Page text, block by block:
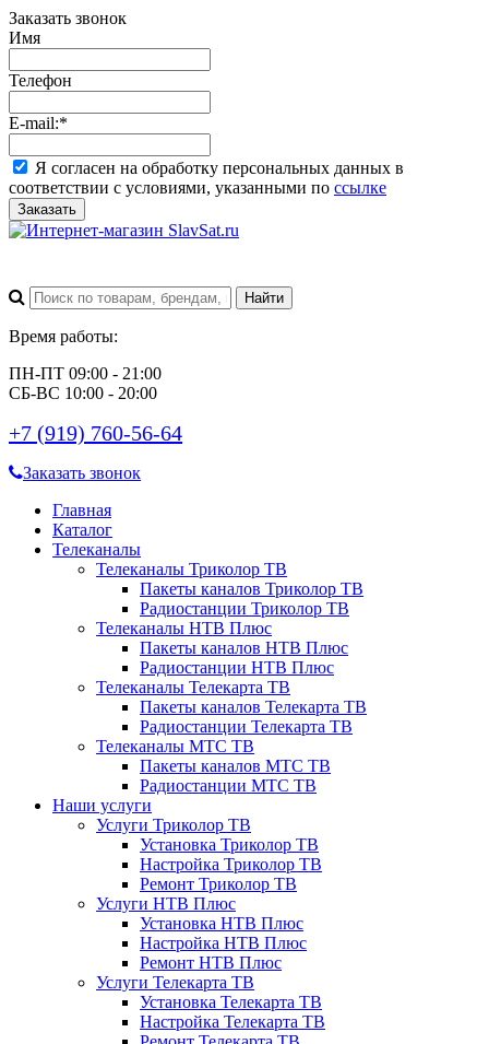
Заказать звонок
Имя
Телефон
E-mail:*
Я согласен на обработку персональных данных в
соответствии с условиями, указанными по ссылке
Заказать
Время работы:
ПН-ПТ 09:00 - 21:00
СБ-ВС 10:00 - 20:00
+7 (919) 760-56-64
Заказать звонок
Главная
Каталог
Телеканалы
Телеканалы Триколор ТВ
Пакеты каналов Триколор ТВ
Радиостанции Триколор ТВ
Телеканалы НТВ Плюс
Пакеты каналов НТВ Плюс
Радиостанции НТВ Плюс
Телеканалы Телекарта ТВ
Пакеты каналов Телекарта ТВ
Радиостанции Телекарта ТВ
Телеканалы МТС ТВ
Пакеты каналов МТС ТВ
Радиостанции МТС ТВ
Наши услуги
Услуги Триколор ТВ
Установка Триколор ТВ
Настройка Триколор ТВ
Ремонт Триколор ТВ
Услуги НТВ Плюс
Установка НТВ Плюс
Настройка НТВ Плюс
Ремонт НТВ Плюс
Услуги Телекарта ТВ
Установка Телекарта ТВ
Настройка Телекарта ТВ